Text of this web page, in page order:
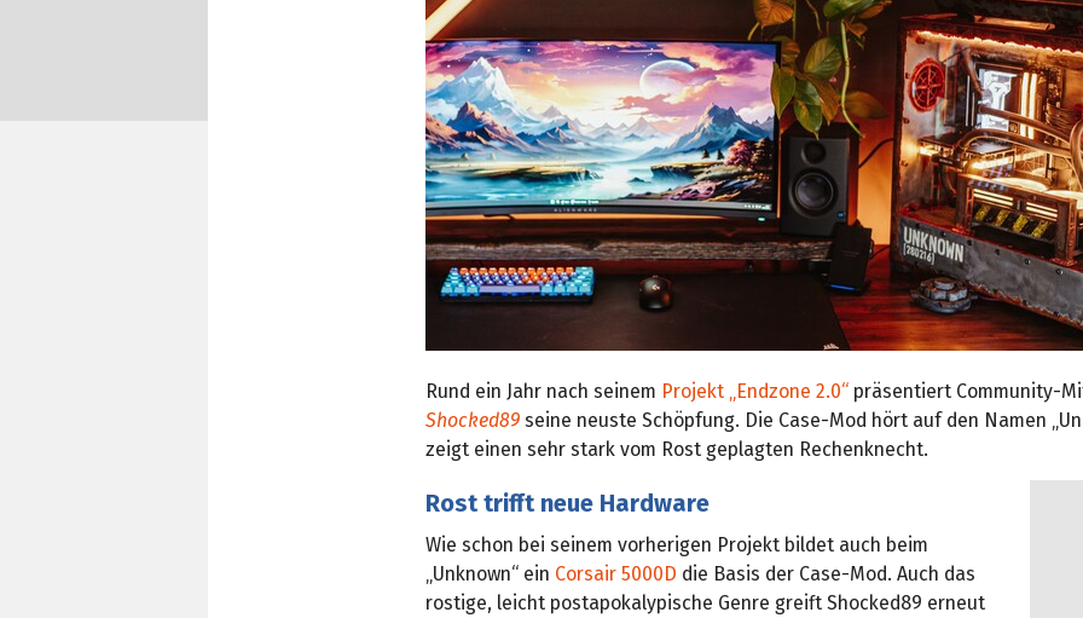
Rund ein Jahr nach seinem Projekt „Endzone 2.0“ präsentiert Community-
Shocked89 seine neuste Schöpfung. Die Case-Mod hört auf den Namen
zeigt einen sehr stark vom Rost geplagten Rechenknecht.
Rost trifft neue Hardware
Wie schon bei seinem vorherigen Projekt bildet auch beim
„Unknown“ ein Corsair 5000D die Basis der Case-Mod. Auch das
rostige, leicht postapokalypische Genre greift Shocked89 erneut